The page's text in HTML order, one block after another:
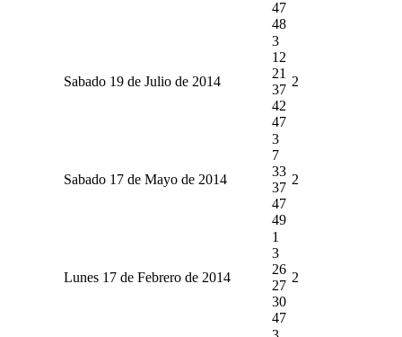
47
48
Sabado 19 de Julio de 2014
3
12
21
37
42
47
2
Sabado 17 de Mayo de 2014
3
7
33
37
47
49
2
Lunes 17 de Febrero de 2014
1
3
26
27
30
47
2